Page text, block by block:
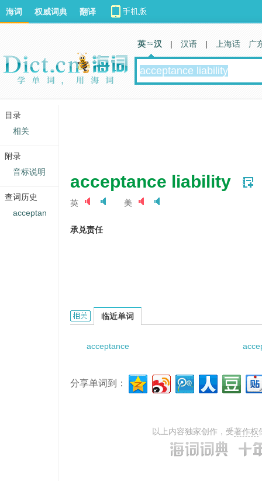
acceptance liability
英 美
承兑责任
acceptance liability的相关资料：
临近单词
acceptance
分享单词到：
以上内容独家创作，受著作权
海词 权威词典 翻译
英 汉 | 汉语 | 上海话 广
目录
相关
附录
音标说明
查词历史
acceptan